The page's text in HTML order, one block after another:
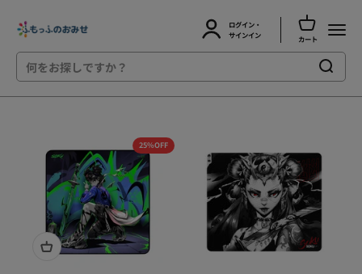
ふもっふのおみせ
アカウントページに移動する
ログイン・
サインイン
カートを開
カート
メニ
25%OFF